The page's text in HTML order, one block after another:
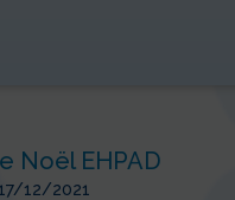
Noël EHPAD
12/2021